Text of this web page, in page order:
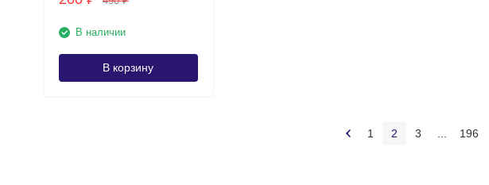
В наличии
В корзину
1 2 3 196